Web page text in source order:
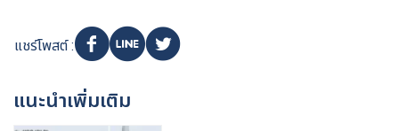
แชร์โพสต์ :
แนะนำเพิ่มเติม